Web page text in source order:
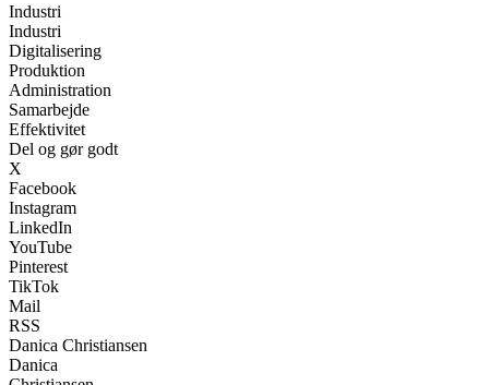
Industri
Industri
Digitalisering
Produktion
Administration
Samarbejde
Effektivitet
Del og gør godt
X
Facebook
Instagram
LinkedIn
YouTube
Pinterest
TikTok
Mail
RSS
Danica Christiansen
Danica